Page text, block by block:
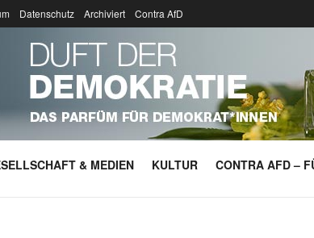
Datenschutz Archiviert Contra AfD
& MEDIEN KULTUR CONTRA AFD –